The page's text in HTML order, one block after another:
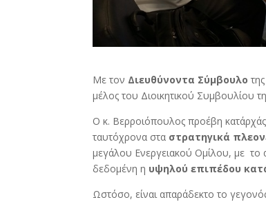
Με τον Διευθύνοντα Σύμβουλο
μέλος του Διοικητικού Συμβουλίου
Ο κ. Βερροιόπουλος προέβη
ταυτόχρονα στα στρατηγικά
μεγάλου Ενεργειακού Ομίλου, με το
δεδομένη η υψηλού επιπέδου
Ωστόσο, είναι απαράδεκτο το